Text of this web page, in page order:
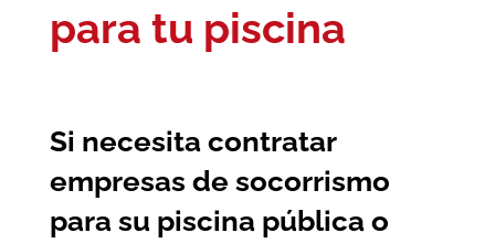
para tu piscina
Si necesita contratar
empresas de socorrismo
para su piscina pública o